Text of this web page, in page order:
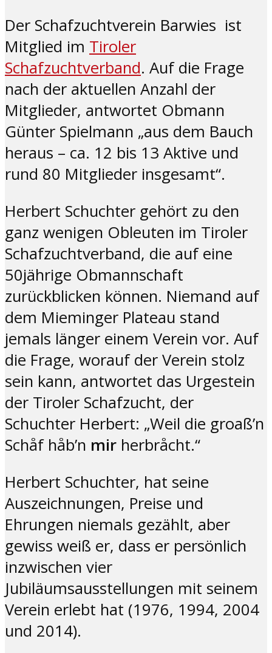
Der Schafzuchtverein Barwies ist
Mitglied im Tiroler
Schafzuchtverband. Auf die Frage
nach der aktuellen Anzahl der
Mitglieder, antwortet Obmann
Günter Spielmann „aus dem Bauch
heraus – ca. 12 bis 13 Aktive und
rund 80 Mitglieder insgesamt“.
Herbert Schuchter gehört zu den
ganz wenigen Obleuten im Tiroler
Schafzuchtverband, die auf eine
50jährige Obmannschaft
zurückblicken können. Niemand auf
dem Mieminger Plateau stand
jemals länger einem Verein vor. Auf
die Frage, worauf der Verein stolz
sein kann, antwortet das Urgestein
der Tiroler Schafzucht, der
Schuchter Herbert: „Weil die groaß’n
Schåf håb’n mir herbråcht.“
Herbert Schuchter, hat seine
Auszeichnungen, Preise und
Ehrungen niemals gezählt, aber
gewiss weiß er, dass er persönlich
inzwischen vier
Jubiläumsausstellungen mit seinem
Verein erlebt hat (1976, 1994, 2004
und 2014).